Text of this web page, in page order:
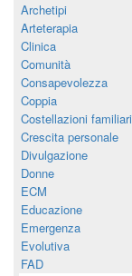
Archetipi
Arteterapia
Clinica
Comunità
Consapevolezza
Coppia
Costellazioni familiari
Crescita personale
Divulgazione
Donne
ECM
Educazione
Emergenza
Evolutiva
FAD